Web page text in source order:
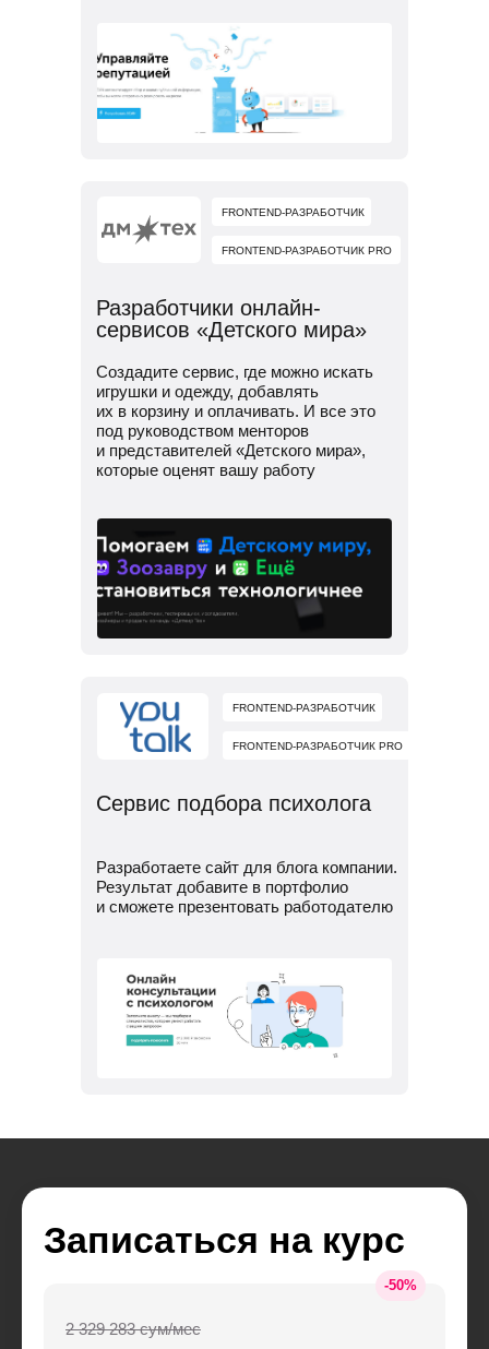
Разработчики онлайн-
сервисов «Детского мира»
Создадите сервис, где можно искать
игрушки и одежду, добавлять
их в корзину и оплачивать. И все это
под руководством менторов
и представителей «Детского мира»,
которые оценят вашу работу
FRONTEND-РАЗРАБОТЧИК
FRONTEND-РАЗРАБОТЧИК PRO
Сервис подбора психолога
Разработаете сайт для блога компании.
Результат добавите в портфолио
и сможете презентовать работодателю
FRONTEND-РАЗРАБОТЧИК
FRONTEND-РАЗРАБОТЧИК PRO
Записаться на курс
-50%
2 329 283 сум/мес